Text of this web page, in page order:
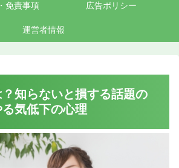
免責事項 広告ポリシー
運営者情報
知らないと損する話題の
る気低下の心理